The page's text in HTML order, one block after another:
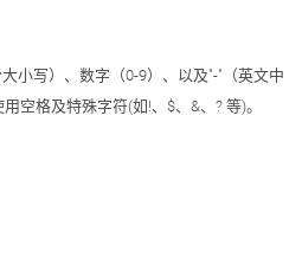
小写）、数字（0-9）、以及"-"（英文中
空格及特殊字符(如!、$、&、? 等)。